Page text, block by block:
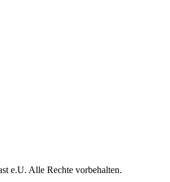
e.U. Alle Rechte vorbehalten.